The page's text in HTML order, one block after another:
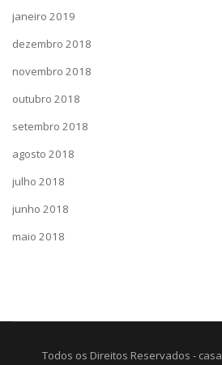
janeiro 2019
dezembro 2018
novembro 2018
outubro 2018
setembro 2018
agosto 2018
julho 2018
junho 2018
maio 2018
Todos os Direitos Reservados -